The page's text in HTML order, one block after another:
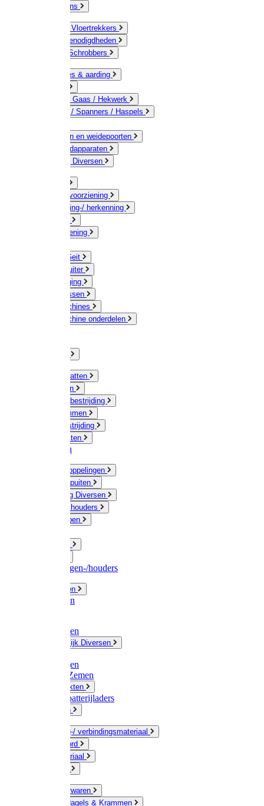
Betonmolens
Bezems & Vloertrekkers
Schildersbenodigdheden
Borstels / Schrobbers
Accessoires & aarding
Geleiders / Gaas / Hekwerk
Verbinders / Spanners / Haspels
Doorgangen en weidepoorten
Schrikdraadapparaten
Afrastering Diversen
Drinkwatervoorziening
Veemarkering-/ herkenning
Voervoorziening
Schaap / Geit
Paard & Ruiter
Veeverzorging
Scheermessen
Scheermachines
Scheermachine onderdelen
Muizen / Ratten
Drukspuiten
Ongediertebestrijding
Mollenklemmen
Onkruidbestrijding
Vliegenkasten
Meststoffen
Messing koppelingen
Gieters / Spuiten
Besproeiing Diversen
Slangen & houders
Waterpompen
Slangenwagen-/houders
Olie / Vetten
Chemicalien
Plasticzakken
Huishoudelijk Diversen
Zaksluitingen
Sponzen / Zemen
Zeepprodukten
Batterij & batterijladers
Zaklampen
Verpakking-/ verbindingsmateriaal
Touw / Koord
Afdekmateriaal
Kleine ijzerwaren
Spijkers, Nagels & Krammen